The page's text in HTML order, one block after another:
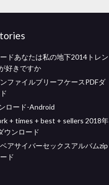
ドあなたは私の地下2014トレン
好きですか
ファイルブリーフケースPDFダ
ロード-Android
+ times + best + sellers 2018年
ウンロード
アサイバーセックスアルバムzip
ド